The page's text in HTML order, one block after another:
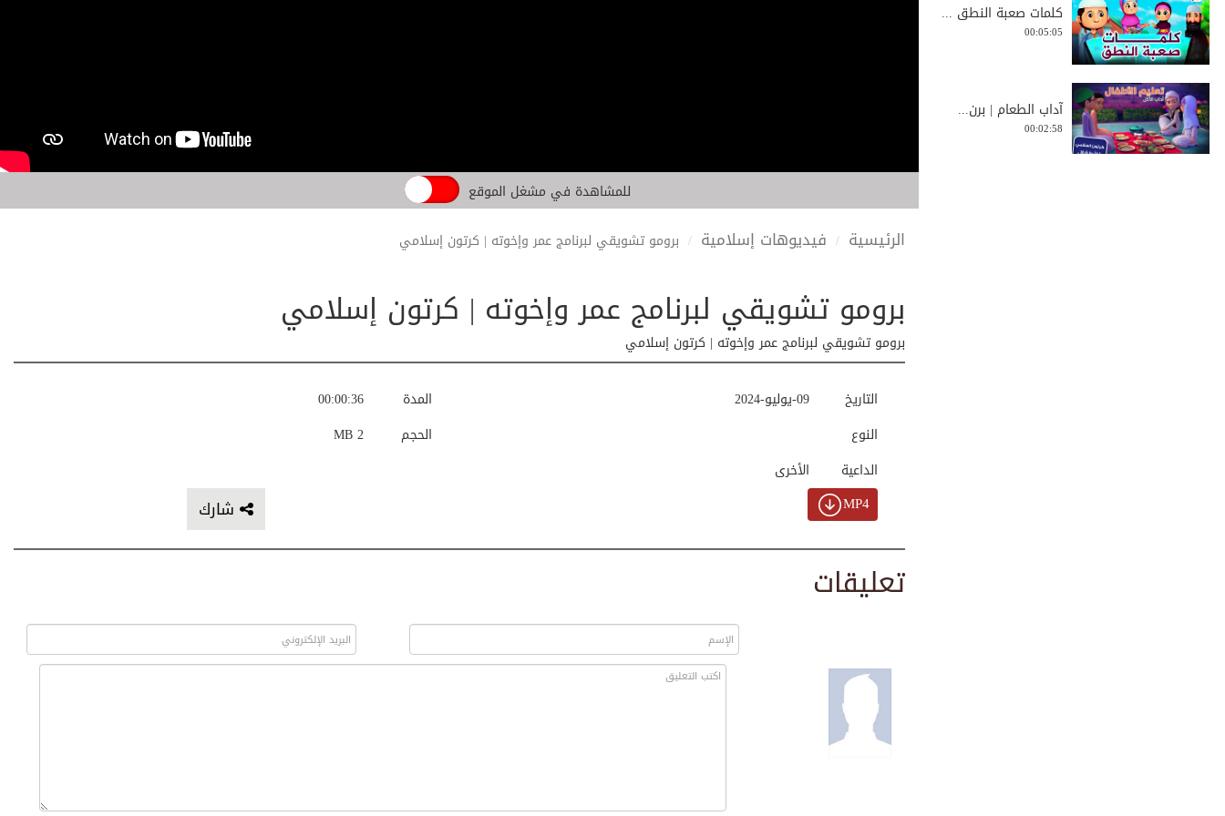
للمشاهدة في مشغل الموقع
الرئيسية فيديوهات إسلامية برومو تشويقي لبرنامج عمر وإخوته | كرتون إسلامي
برومو تشويقي لبرنامج عمر وإخوته | كرتون إسلامي
برومو تشويقي لبرنامج عمر وإخوته | كرتون إسلامي
00:00:36
المدة
2 MB
الحجم
09-يوليو-2024
التاريخ
النوع
الأخرى
الداعية
شارك MP4
تعليقات
كلمات صعبة النطق ...
00:05:05
آداب الطعام | برن...
00:02:58